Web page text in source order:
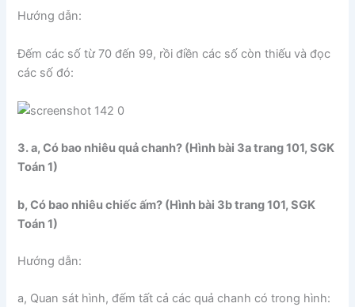
Hướng dẫn:
Đếm các số từ 70 đến 99, rồi điền các số còn thiếu và đọc
các số đó:
3. a, Có bao nhiêu quả chanh? (Hình bài 3a trang 101, SGK
Toán 1)
b, Có bao nhiêu chiếc ấm? (Hình bài 3b trang 101, SGK
Toán 1)
Hướng dẫn:
a, Quan sát hình, đếm tất cả các quả chanh có trong hình: